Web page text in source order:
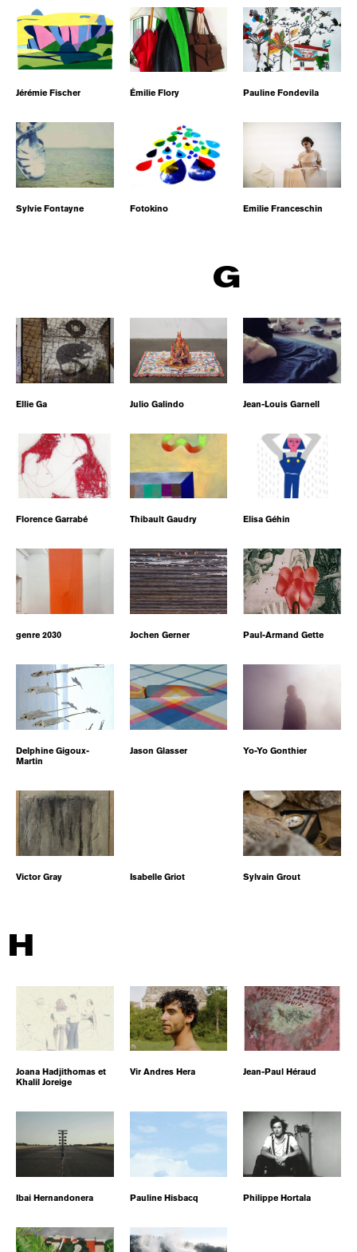
Jérémie Fischer Émilie Flory Pauline Fondevila
Sylvie Fontayne Fotokino Emilie Franceschin
G
Ellie Ga Julio Galindo Jean-Louis Garnell
Florence Garrabé Thibault Gaudry Elisa Géhin
genre 2030 Jochen Gerner Paul-Armand Gette
Delphine Gigoux-
Martin
Jason Glasser Yo-Yo Gonthier
Victor Gray Isabelle Griot Sylvain Grout
H
Joana Hadjithomas et
Khalil Joreige
Vir Andres Hera Jean-Paul Héraud
Ibai Hernandonera Pauline Hisbacq Philippe Hortala